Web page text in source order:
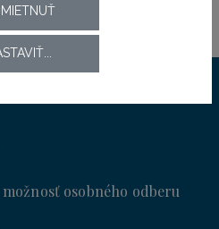
osobného odberu